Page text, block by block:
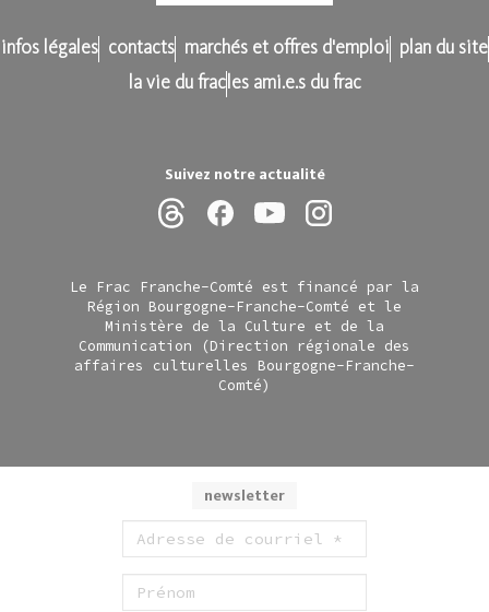
Suivez notre actualité
newsletter
infos légales contacts marchés et offres d'emploi
plan du site
la vie du frac les ami.e.s du frac
Le Frac Franche-Comté est financé par la
Région Bourgogne-Franche-Comté et le
Ministère de la Culture et de la
Communication (Direction régionale des
affaires culturelles Bourgogne-Franche-
Comté)